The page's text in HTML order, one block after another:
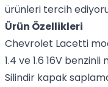
ürünleri tercih
Ürün Özellikleri
Chevrolet Lacetti
1.4 ve 1.6 16V
Silindir kapak